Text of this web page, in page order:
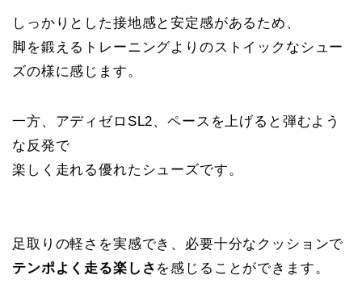
しっかりとした接地感と安定感があるため、
脚を鍛えるトレーニングよりのストイックなシュー
ズの様に感じます。
一方、アディゼロSL2、ペースを上げると弾むよう
な反発で
楽しく走れる優れたシューズです。
足取りの軽さを実感でき、必要十分なクッションで
テンポよく走る楽しさ を感じることができます。